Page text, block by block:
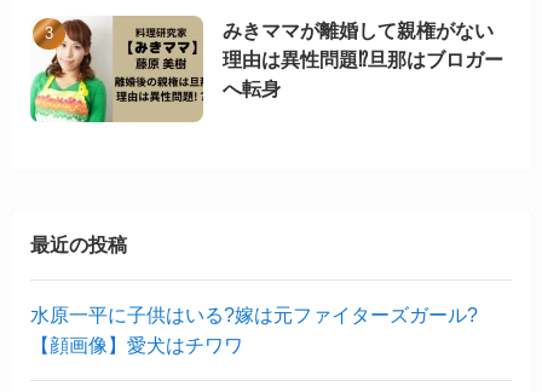
みきママが離婚して親権がない
理由は異性問題⁉︎旦那はブロガー
へ転身
最近の投稿
水原一平に子供はいる?嫁は元ファイターズガール?
【顔画像】愛犬はチワワ